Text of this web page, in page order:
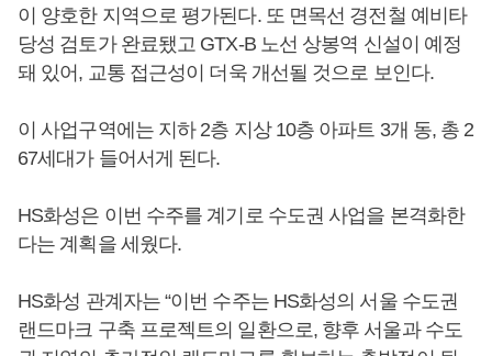
이 양호한 지역으로 평가된다. 또 면목선 경전철 예비타
당성 검토가 완료됐고 GTX-B 노선 상봉역 신설이 예정
돼 있어, 교통 접근성이 더욱 개선될 것으로 보인다.
이 사업구역에는 지하 2층 지상 10층 아파트 3개 동, 총 2
67세대가 들어서게 된다.
HS화성은 이번 수주를 계기로 수도권 사업을 본격화한
다는 계획을 세웠다.
HS화성 관계자는 “이번 수주는 HS화성의 서울 수도권
랜드마크 구축 프로젝트의 일환으로, 향후 서울과 수도